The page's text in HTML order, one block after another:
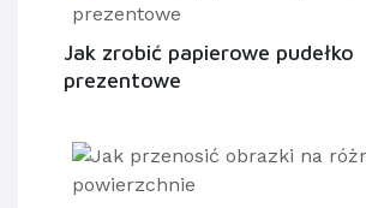
Jak zrobić papierowe pudełko
prezentowe